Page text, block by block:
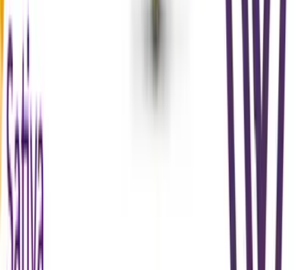
Apotheken